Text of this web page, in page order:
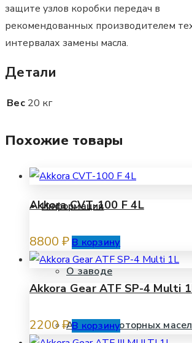
Информация
О заводе
Анализы моторных
защите узлов коробки передач в
рекомендованных производителем
интервалах замены масла.
Детали
Вес 20 кг
Похожие товары
Akkora CVT-100 F 4L
8800 ₽В корзину
Akkora Gear ATF SP-4 Multi
2200₽ В корзину